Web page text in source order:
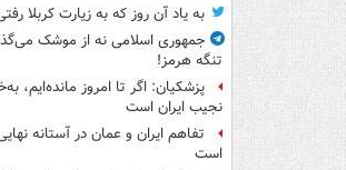
به یاد آن روز که به زیارت کربلا
جمهوری اسلامی نه از موشک
تنگه هرمز!
پزشکیان: اگر تا امروز مانده‌ایم،
نجیب ایران است
تفاهم ایران و عمان در آستانه
است